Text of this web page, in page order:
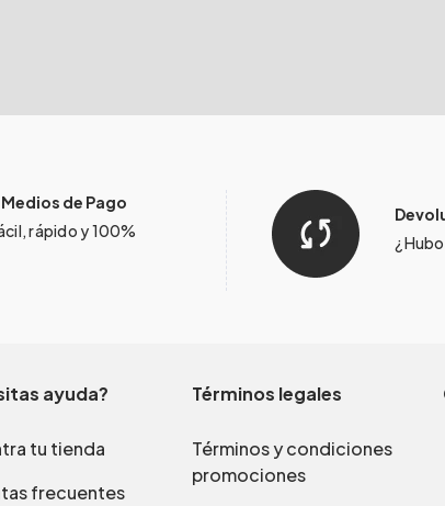
de Pago
rápido y 100%
ayuda?
tu tienda
frecuentes
Términos legales
Términos y condiciones
promociones